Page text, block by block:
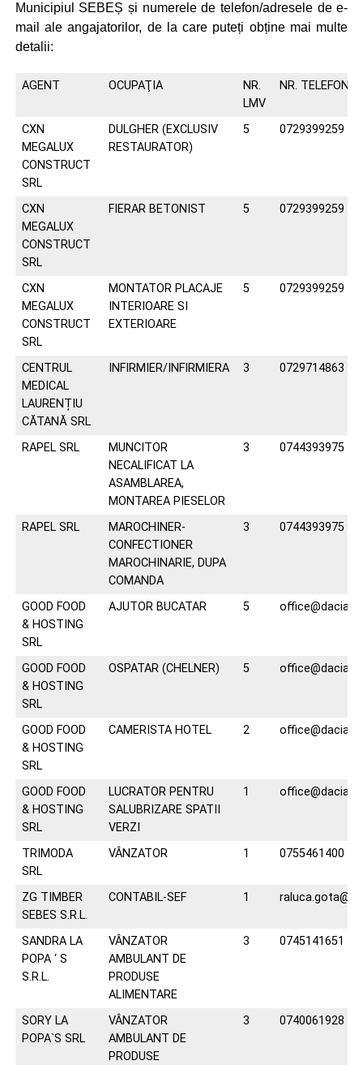
Municipiul SEBEȘ și numerele de telefon/adresele de e-
mail ale angajatorilor, de la care puteți obține mai multe
detalii:
AGENT OCUPAŢIA
NR.
LMV
NR. TELEFON/
CXN
MEGALUX
CONSTRUCT
SRL
DULGHER (EXCLUSIV
RESTAURATOR)
5 0729399259
CXN
MEGALUX
CONSTRUCT
SRL
FIERAR BETONIST 5 0729399259
CXN
MEGALUX
CONSTRUCT
SRL
MONTATOR PLACAJE
INTERIOARE SI
EXTERIOARE
5 0729399259
CENTRUL
MEDICAL
LAURENȚIU
CĂTANĂ SRL
INFIRMIER/INFIRMIERA 3 0729714863
RAPEL SRL
MUNCITOR
NECALIFICAT LA
ASAMBLAREA,
MONTAREA PIESELOR
3 0744393975
RAPEL SRL
MAROCHINER-
CONFECTIONER
MAROCHINARIE, DUPA
COMANDA
3 0744393975
GOOD FOOD
& HOSTING
SRL
AJUTOR BUCATAR 5
GOOD FOOD
& HOSTING
SRL
OSPATAR (CHELNER) 5
GOOD FOOD
& HOSTING
SRL
CAMERISTA HOTEL 2
GOOD FOOD
& HOSTING
SRL
LUCRATOR PENTRU
SALUBRIZARE SPATII
VERZI
1
TRIMODA
SRL
VÂNZATOR 1 0755461400
ZG TIMBER
SEBES S.R.L.
CONTABIL-SEF 1
SANDRA LA
POPA ‘ S
S.R.L.
VÂNZATOR
AMBULANT DE
PRODUSE
ALIMENTARE
3 0745141651
SORY LA
POPA`S SRL
VÂNZATOR
AMBULANT DE
PRODUSE
3 0740061928